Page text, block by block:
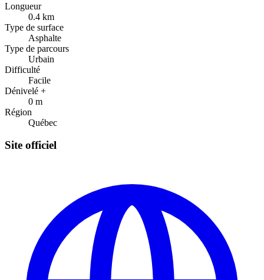
Longueur
0.4 km
Type de surface
Asphalte
Type de parcours
Urbain
Difficulté
Facile
Dénivelé +
0 m
Région
Québec
Site officiel